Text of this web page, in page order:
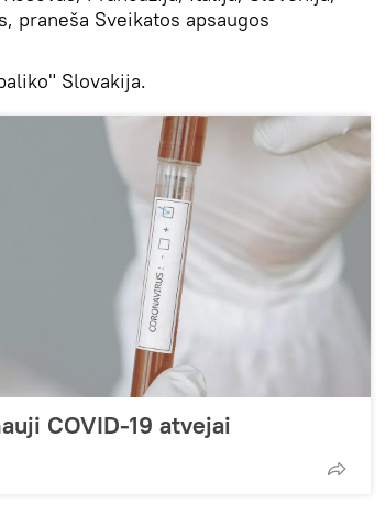
praneša Sveikatos apsaugos
Slovakija.
COVID-19 atvejai